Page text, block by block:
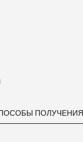
ПОЛУЧЕНИЯ